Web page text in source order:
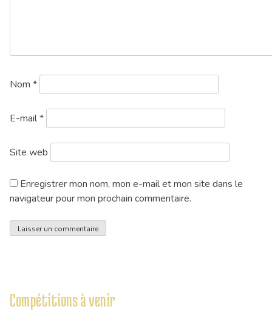
Nom *
E-mail*
Site web
Enregistrer mon nom, mon e-mail et mon site dans le
navigateur pour mon prochain commentaire.
Compétitions à venir